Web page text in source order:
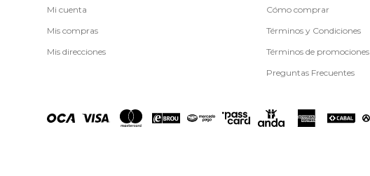
Mi cuenta
Mis compras
Mis direcciones
Cómo comprar
Términos y Condiciones
Términos de promociones
Preguntas Frecuentes